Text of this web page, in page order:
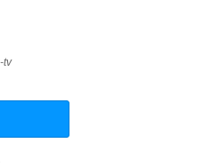
tv